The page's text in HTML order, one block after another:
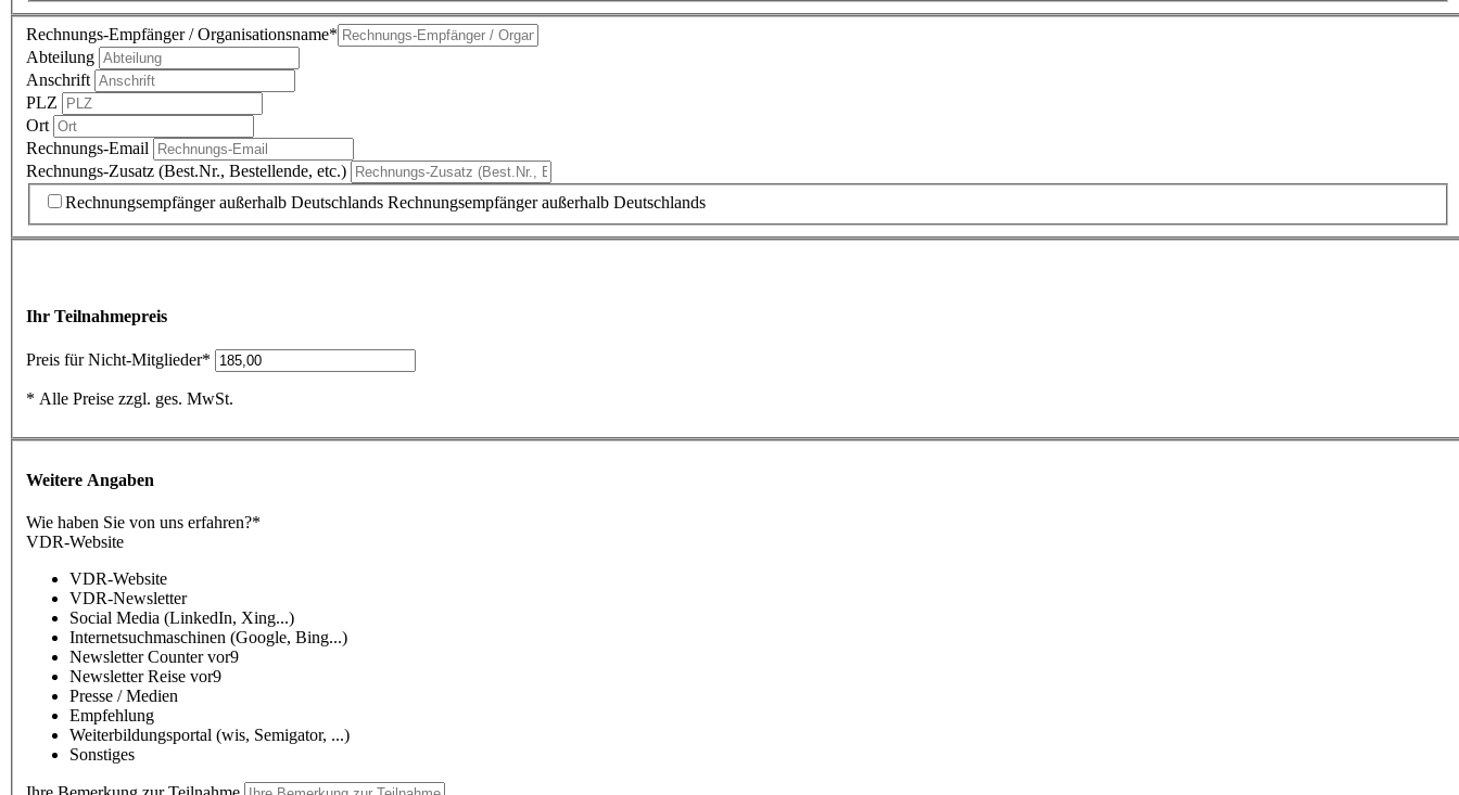
Rechnungs-Empfänger / Organisationsname*
Abteilung
Anschrift
PLZ
Ort
Rechnungs-Email
Rechnungs-Zusatz (Best.Nr., Bestellende, etc.)
Rechnungsempfänger außerhalb Deutschlands Rechnungsempfänger außerhalb Deutschlands
Ihr Teilnahmepreis
Preis für Nicht-Mitglieder*
* Alle Preise zzgl. ges. MwSt.
Weitere Angaben
Wie haben Sie von uns erfahren?*
VDR-Website
VDR-Website
VDR-Newsletter
Social Media (LinkedIn, Xing...)
Internetsuchmaschinen (Google, Bing...)
Newsletter Counter vor9
Newsletter Reise vor9
Presse / Medien
Empfehlung
Weiterbildungsportal (wis, Semigator, ...)
Sonstiges